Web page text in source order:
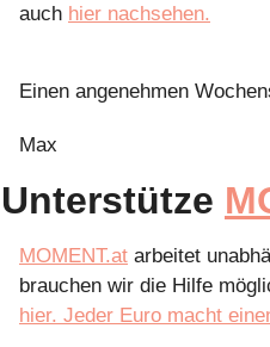
auch hier nachsehen.
Einen angenehmen
Max
Unterstütze
MOMENT.at arbeitet
brauchen wir die Hilfe
hier. Jeder Euro macht